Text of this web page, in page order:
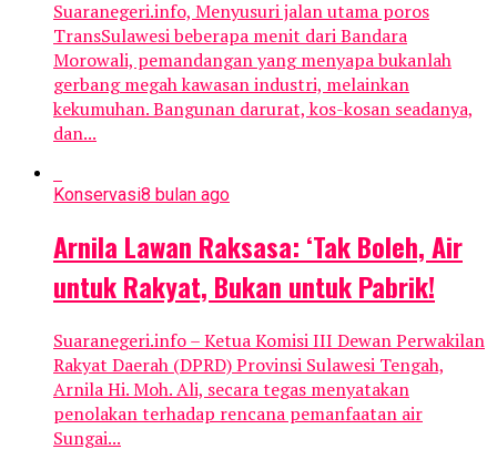
Suaranegeri.info, Menyusuri jalan utama poros
TransSulawesi beberapa menit dari Bandara
Morowali, pemandangan yang menyapa bukanlah
gerbang megah kawasan industri, melainkan
kekumuhan. Bangunan darurat, kos-kosan seadanya,
dan...
Konservasi8 bulan ago
Arnila Lawan Raksasa: ‘Tak Boleh, Air
untuk Rakyat, Bukan untuk Pabrik!
Suaranegeri.info – Ketua Komisi III Dewan Perwakilan
Rakyat Daerah (DPRD) Provinsi Sulawesi Tengah,
Arnila Hi. Moh. Ali, secara tegas menyatakan
penolakan terhadap rencana pemanfaatan air
Sungai...